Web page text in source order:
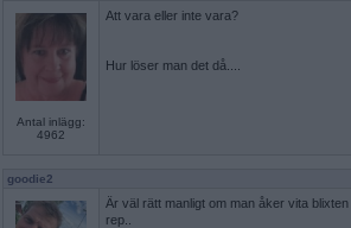
Antal inlägg:
4962
Att vara eller inte vara?
Hur löser man det då....
goodie2
Är väl rätt manligt om man åker vita
rep..